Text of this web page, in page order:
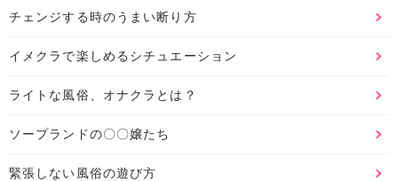
チェンジする時のうまい断り方
イメクラで楽しめるシチュエーション
ライトな風俗、オナクラとは？
ソープランドの〇〇嬢たち
緊張しない風俗の遊び方